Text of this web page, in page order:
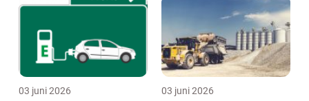
03 juni 2026 03 juni 2026